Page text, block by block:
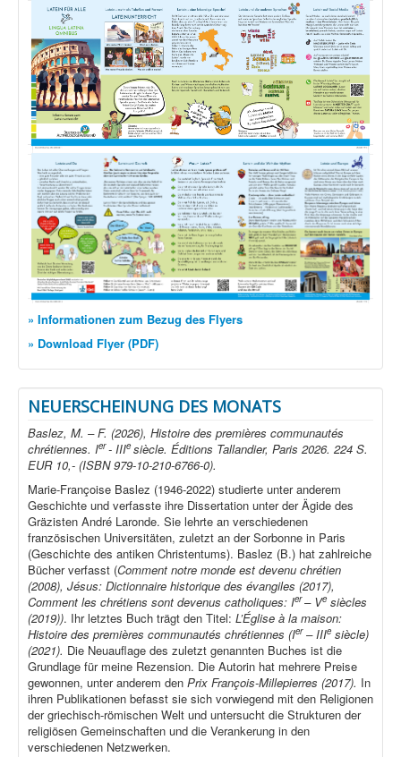
» Informationen zum Bezug des Flyers
» Download Flyer (PDF)
NEUERSCHEINUNG DES MONATS
Baslez, M. – F. (2026), Histoire des premières communautés
chrétiennes. Ier- IIIe siècle. Éditions Tallandier, Paris 2026. 224 S.
EUR 10,- (ISBN 979-10-210-6766-0).
Marie-Françoise Baslez (1946-2022) studierte unter anderem
Geschichte und verfasste ihre Dissertation unter der Ägide des
Gräzisten André Laronde. Sie lehrte an verschiedenen
französischen Universitäten, zuletzt an der Sorbonne in Paris
(Geschichte des antiken Christentums). Baslez (B.) hat zahlreiche
Bücher verfasst (Comment notre monde est devenu chrétien
(2008), Jésus: Dictionnaire historique des évangiles (2017),
Comment les chrétiens sont devenus catholiques: Ier– Ve siècles
(2019)). Ihr letztes Buch trägt den Titel: L’Église à la maison:
Histoire des premières communautés chrétiennes (Ier– IIIe siècle)
(2021). Die Neuauflage des zuletzt genannten Buches ist die
Grundlage für meine Rezension. Die Autorin hat mehrere Preise
gewonnen, unter anderem den Prix François-Millepierres (2017). In
ihren Publikationen befasst sie sich vorwiegend mit den Religionen
der griechisch-römischen Welt und untersucht die Strukturen der
religiösen Gemeinschaften und die Verankerung in den
verschiedenen Netzwerken.